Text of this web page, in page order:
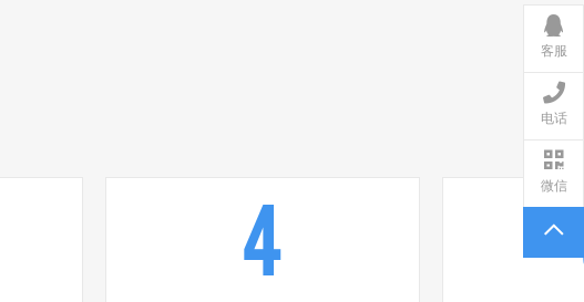
4
客服
电话
微信